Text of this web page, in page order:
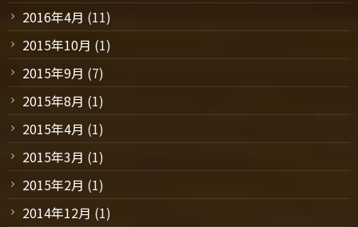
2016年4月 (11)
2015年10月 (1)
2015年9月 (7)
2015年8月 (1)
2015年4月 (1)
2015年3月 (1)
2015年2月 (1)
2014年12月 (1)